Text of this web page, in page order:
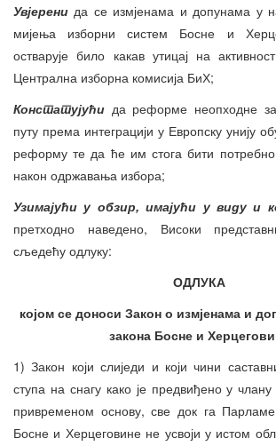
Увјерени да се измјенама и допунама у
мијења изборни систем Босне и
остварује било какав утицај на
Централна изборна комисија БиХ;
Констатујући да реформе неопходне
путу према интеграцији у Европску унију
реформу те да ће им стога бити потребно
након одржавања избора;
Узимајући у обзир, имајући у виду и
претходно наведено, Високи
сљедећу одлуку:
ОДЛУКА
којом се доноси Закон о измјенама и
закона Босне и
1) Закон који слиједи и који чини
ступа на снагу како је предвиђено у
привременом основу, све док га
Босне и Херцеговине не усвоји у истом